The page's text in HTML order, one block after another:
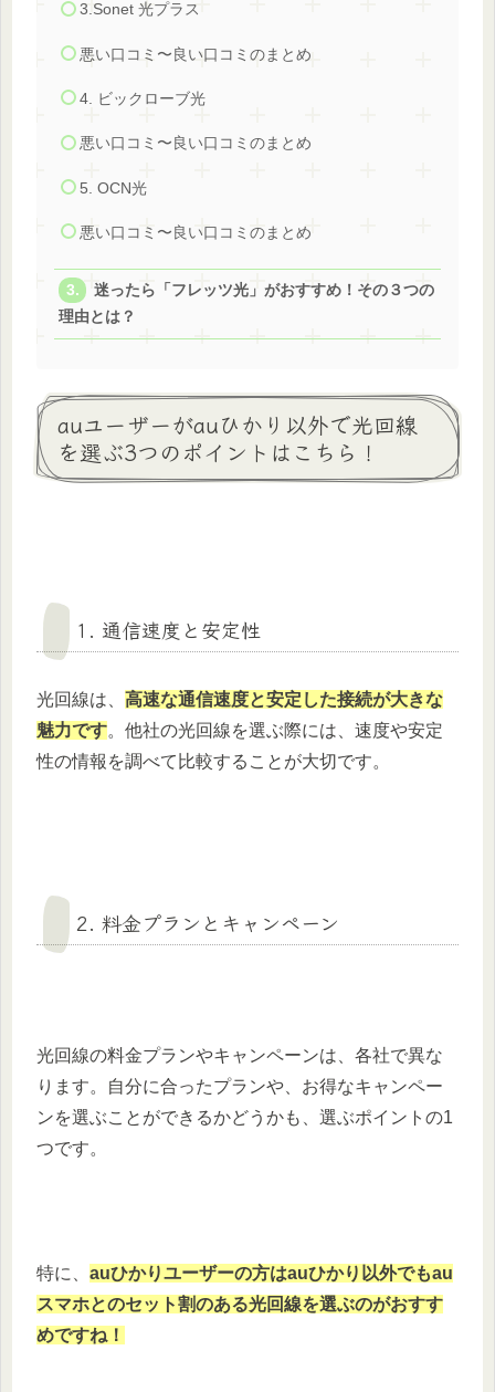
3.Sonet 光プラス
悪い口コミ〜良い口コミのまとめ
4. ビックローブ光
悪い口コミ〜良い口コミのまとめ
5. OCN光
悪い口コミ〜良い口コミのまとめ
迷ったら「フレッツ光」がおすすめ！その３つの
理由とは？
auユーザーがauひかり以外で光回線
を選ぶ3つのポイントはこちら！
1. 通信速度と安定性
光回線は、 高速な通信速度と安定した接続が大きな
魅力です。他社の光回線を選ぶ際には、速度や安定
性の情報を調べて比較することが大切です。
2. 料金プランとキャンペーン
光回線の料金プランやキャンペーンは、各社で異な
ります。自分に合ったプランや、お得なキャンペー
ンを選ぶことができるかどうかも、選ぶポイントの1
つです。
特に、 auひかりユーザーの方はauひかり以外でもau
スマホとのセット割のある光回線を選ぶのがおすす
めですね！